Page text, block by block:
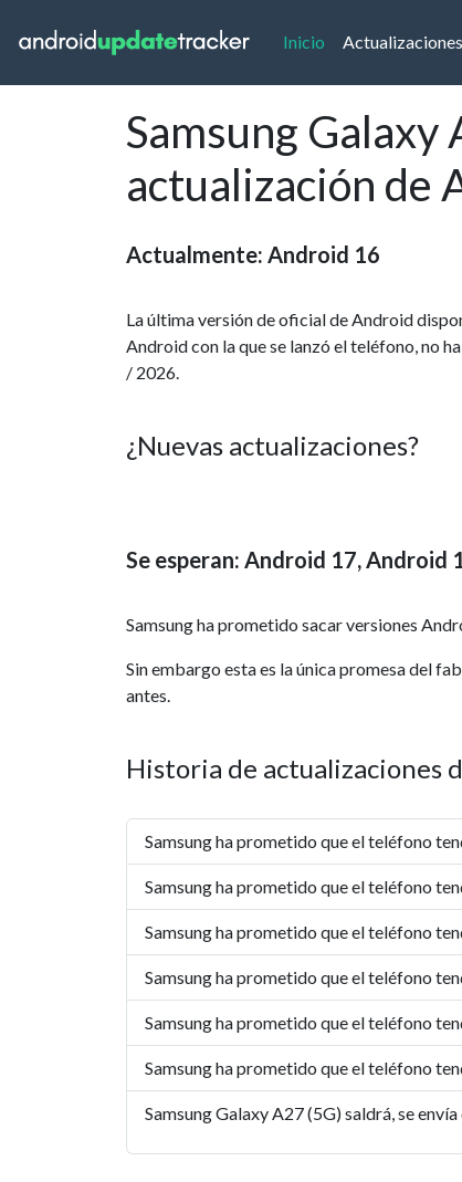
Inicio (current)
Samsung Galaxy
actualización de
Actualmente: Android 16
La última versión de oficial de Android
Android con la que se lanzó el teléfono, no
/ 2026.
¿Nuevas actualizaciones?
Se esperan: Android 17,
Samsung ha prometido sacar versiones
Sin embargo esta es la única promesa del
antes.
Historia de actualizaciones
Samsung ha prometido que el teléfono
Samsung ha prometido que el teléfono
Samsung ha prometido que el teléfono
Samsung ha prometido que el teléfono
Samsung ha prometido que el teléfono
Samsung ha prometido que el teléfono
Samsung Galaxy A27 (5G) saldrá, se envía